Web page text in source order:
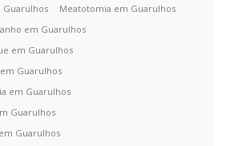
Guarulhos
Meatotomia em Guarulhos
em Guarulhos
em Guarulhos
Guarulhos
em Guarulhos
Guarulhos
Guarulhos